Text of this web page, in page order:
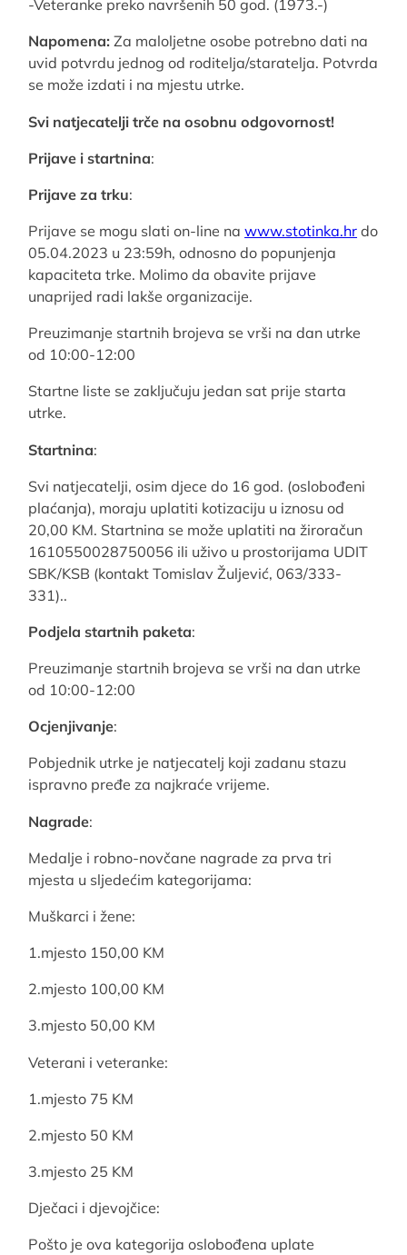
-Veteranke preko navršenih 50 god. (1973.-)
Napomena: Za maloljetne osobe potrebno dati na
uvid potvrdu jednog od roditelja/staratelja. Potvrda
se može izdati i na mjestu utrke.
Svi natjecatelji trče na osobnu odgovornost!
Prijave i startnina:
Prijave za trku:
Prijave se mogu slati on-line nawww.stotinka.hr do
05.04.2023 u 23:59h, odnosno do popunjenja
kapaciteta trke. Molimo da obavite prijave
unaprijed radi lakše organizacije.
Preuzimanje startnih brojeva se vrši na dan utrke
od 10:00-12:00
Startne liste se zaključuju jedan sat prije starta
utrke.
Startnina:
Svi natjecatelji, osim djece do 16 god. (oslobođeni
plaćanja), moraju uplatiti kotizaciju u iznosu od
20,00 KM. Startnina se može uplatiti na žiroračun
1610550028750056 ili uživo u prostorijama UDIT
SBK/KSB (kontakt Tomislav Žuljević, 063/333-
331)..
Podjela startnih paketa:
Preuzimanje startnih brojeva se vrši na dan utrke
od 10:00-12:00
Ocjenjivanje:
Pobjednik utrke je natjecatelj koji zadanu stazu
ispravno pređe za najkraće vrijeme.
Nagrade:
Medalje i robno-novčane nagrade za prva tri
mjesta u sljedećim kategorijama:
Muškarci i žene:
1.mjesto 150,00 KM
2.mjesto 100,00 KM
3.mjesto 50,00 KM
Veterani i veteranke:
1.mjesto 75 KM
2.mjesto 50 KM
3.mjesto 25 KM
Dječaci i djevojčice:
Pošto je ova kategorija oslobođena uplate